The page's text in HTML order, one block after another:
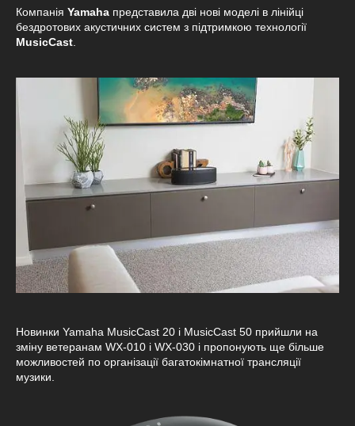
Компанія Yamaha представила дві нові моделі в лінійці
бездротових акустичних систем з підтримкою технології
MusicCast.
Новинки Yamaha MusicCast 20 і MusicCast 50 прийшли на
зміну ветеранам WX-010 і WX-030 і пропонують ще більше
можливостей по організації багатокімнатної трансляції
музики.